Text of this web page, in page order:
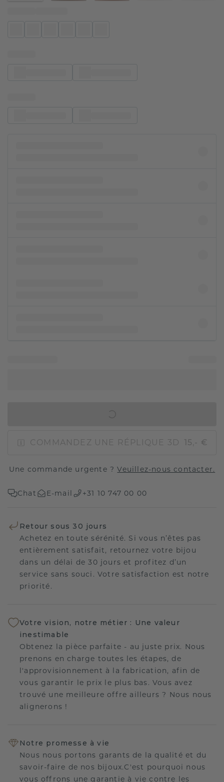
COMMANDEZ UNE RÉPLIQUE 3D 15,- €
Une commande urgente ?Veuillez-nous contacter.
Chat E-mail +31 10 747 00 00
Retour sous 30 jours
Achetez en toute sérénité. Si vous n’êtes pas
entièrement satisfait, retournez votre bijou
dans un délai de 30 jours et profitez d’un
service sans souci. Votre satisfaction est notre
priorité.
Votre vision, notre métier : Une valeur
inestimable
Obtenez la pièce parfaite - au juste prix. Nous
prenons en charge toutes les étapes, de
l'approvisionnement à la fabrication, afin de
vous garantir le prix le plus bas. Vous avez
trouvé une meilleure offre ailleurs ? Nous nous
alignerons !
Notre promesse à vie
Nous nous portons garants de la qualité et du
savoir-faire de nos bijoux.C'est pourquoi nous
vous offrons une garantie à vie contre les